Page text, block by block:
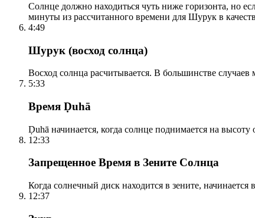
Солнце должно находиться чуть ниже горизонта, но
минуты из рассчитанного времени для Шурук в
4:49
Шурук (восход солнца)
Восход солнца расчитывается. В большинстве
5:33
Время Ḍuhā
Ḍuhā начинается, когда солнце поднимается на
12:33
Запрещенное Время в Зените Солнца
Когда солнечный диск находится в зените,
12:37